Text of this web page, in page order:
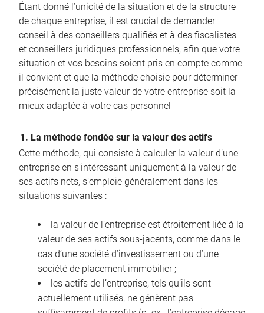
Étant donné l’unicité de la situation et de la structure
de chaque entreprise, il est crucial de demander
conseil à des conseillers qualifiés et à des fiscalistes
et conseillers juridiques professionnels, afin que votre
situation et vos besoins soient pris en compte comme
il convient et que la méthode choisie pour déterminer
précisément la juste valeur de votre entreprise soit la
mieux adaptée à votre cas personnel
1. La méthode fondée sur la valeur des actifs
Cette méthode, qui consiste à calculer la valeur d’une
entreprise en s’intéressant uniquement à la valeur de
ses actifs nets, s’emploie généralement dans les
situations suivantes :
la valeur de l’entreprise est étroitement liée à la
valeur de ses actifs sous-jacents, comme dans le
cas d’une société d’investissement ou d’une
société de placement immobilier ;
les actifs de l’entreprise, tels qu’ils sont
actuellement utilisés, ne génèrent pas